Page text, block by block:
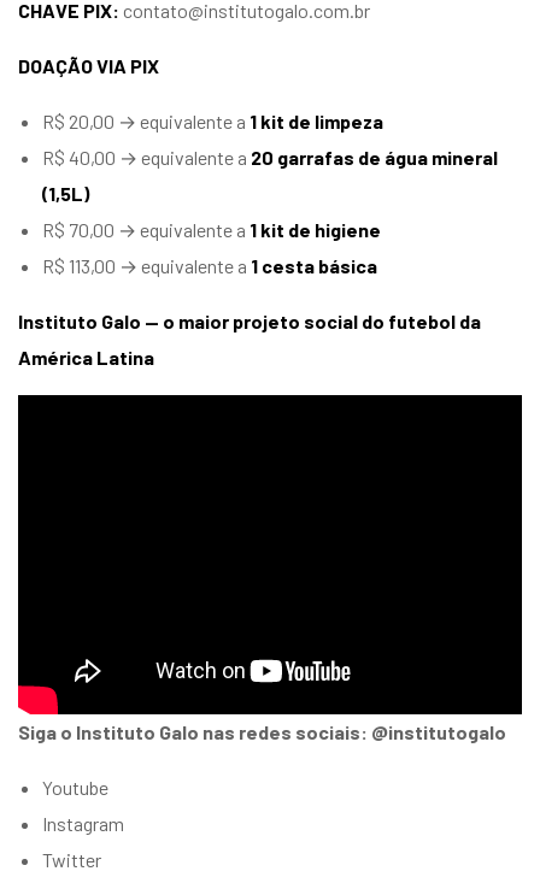
CHAVE PIX: contato@institutogalo.com.br
DOAÇÃO VIA PIX
R$ 20,00 → equivalente a 1 kit de limpeza
R$ 40,00 → equivalente a 20 garrafas de água mineral
(1,5L)
R$ 70,00 → equivalente a 1 kit de higiene
R$ 113,00 → equivalente a 1 cesta básica
Instituto Galo — o maior projeto social do futebol da
América Latina
Siga o Instituto Galo nas redes sociais: @institutogalo
Youtube
Instagram
Twitter